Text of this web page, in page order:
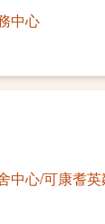
中心
中心/可康耆